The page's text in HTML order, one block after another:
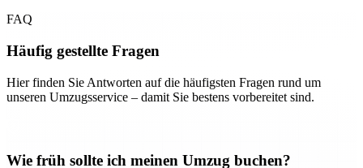
FAQ
Häufig gestellte Fragen
Hier finden Sie Antworten auf die häufigsten Fragen rund um
unseren Umzugsservice – damit Sie bestens vorbereitet sind.
Wie früh sollte ich meinen Umzug buchen?